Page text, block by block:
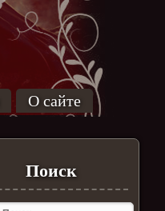
О сайте
Поиск